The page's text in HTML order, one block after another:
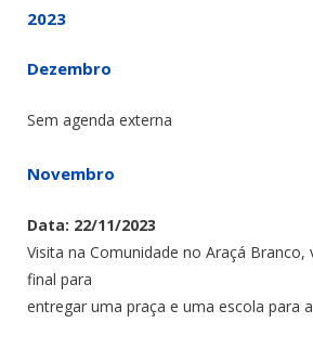
2023
Dezembro
Sem agenda externa
Novembro
Data: 22/11/2023
Visita na Comunidade no Araçá Branco,
final para
entregar uma praça e uma escola para